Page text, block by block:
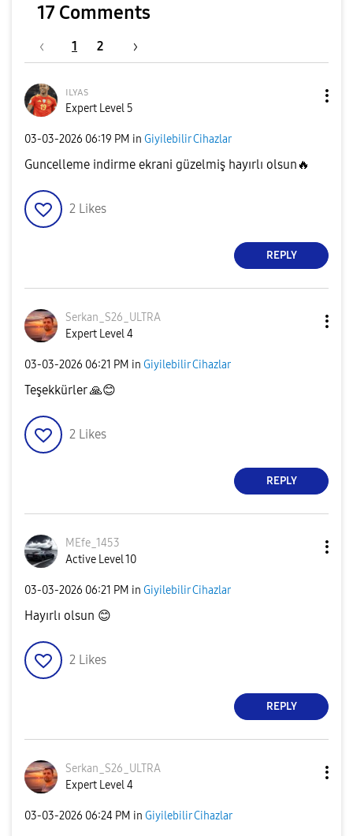
17 Comments
1 2
ɪʟʏᴀs
Expert Level 5
‎03-03-2026 06:19 PM in Giyilebilir Cihazlar
Guncelleme indirme ekrani güzelmiş hayırlı olsun 🔥
2 Likes
REPLY
Serkan_S26_ULTRA
Expert Level 4
‎03-03-2026 06:21 PM in Giyilebilir Cihazlar
Teşekkürler🙏😊
2 Likes
REPLY
MEfe_1453
Active Level 10
‎03-03-2026 06:21 PM in Giyilebilir Cihazlar
Hayırlı olsun 😊
2 Likes
REPLY
Serkan_S26_ULTRA
Expert Level 4
‎03-03-2026 06:24 PM in Giyilebilir Cihazlar